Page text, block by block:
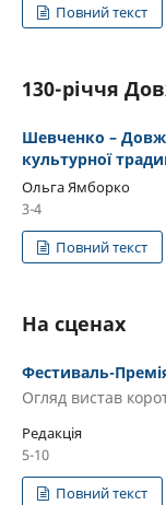
Повний текст
130-річчя
Шевченко –
культурної
Ольга Ямборко
3-4
Повний текст
На сценах
Фестиваль-
Огляд вистав
Редакція
5-10
Повний текст